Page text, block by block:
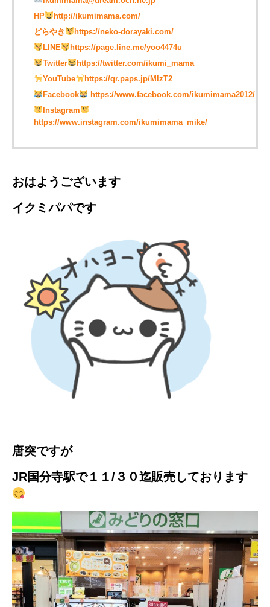
HP
http://ikumimama.com/
どらやき
https://neko-dorayaki.com/
LINE
https://page.line.me/yoo4474u
Twitter
https://twitter.com/ikumi_mama
YouTube
https://qr.paps.jp/MlzT2
Facebook
https://www.facebook.com/ikumimama2012/
Instagram
https://www.instagram.com/ikumimama_mike/
おはようございます
イクミパパです
唐突ですが
JR国分寺駅で１１/３０迄販売しております